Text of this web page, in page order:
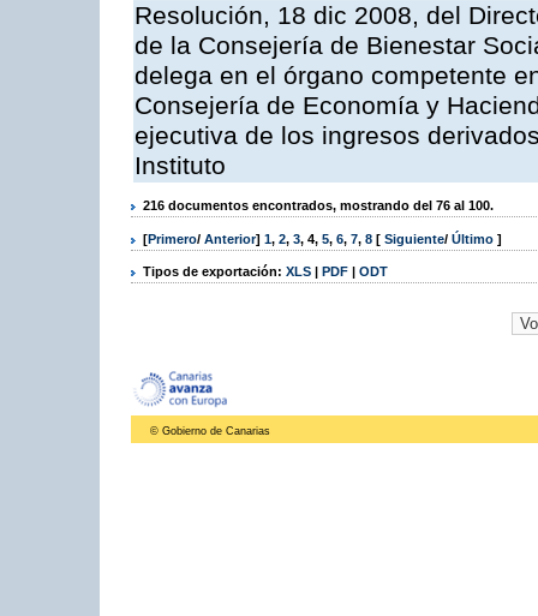
Resolución, 18 dic 2008, del
de la Consejería de Bienestar
delega en el órgano competente
Consejería de Economía y
ejecutiva de los ingresos
Instituto
216 documentos encontrados, mostrando del 76 al 100.
[Primero/ Anterior] 1, 2, 3, 4, 5, 6, 7, 8 [ Siguiente/ Último ]
Tipos de exportación: XLS | PDF | ODT
© Gobierno de Canarias